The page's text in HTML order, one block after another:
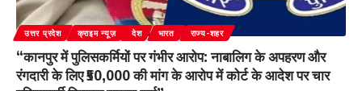
उत्तर प्रदेश क्राइम न्यूज़ देश भारत राज्य-शहर
“कानपुर में पुलिसकर्मियों पर गंभीर आरोप: नाबालिग के अपहरण और
रंगदारी के लिए ₹50,000 की मांग के आरोप में कोर्ट के आदेश पर चार